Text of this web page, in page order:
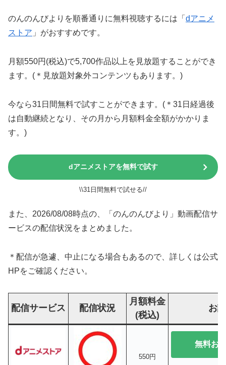
のんのんびよりを順番通りに無料視聴するには「 dアニメ
ストア 」がおすすめです。
月額550円(税込)で5,700作品以上を見放題することができ
ます。(＊見放題対象外コンテンツもあります。)
今なら31日間無料で試すことができます。(＊31日経過後
は自動継続となり、その月から月額料金全額がかかりま
す。)
dアニメストアを無料で試す
\\31日間無料で試せる//
また、2026/08/08時点の、「のんのんびより」動画配信サ
ービスの配信状況をまとめました。
＊配信が急遽、中止になる場合もあるので、詳しくは公式
HPをご確認ください。
配信サービス 配信状況
月額料金
(税込)
お
550円
無料お